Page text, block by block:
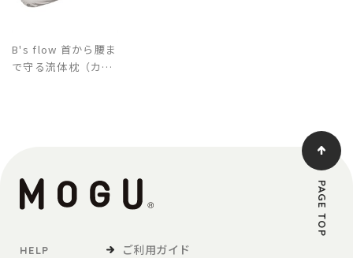
B's flow 首から腰ま
で守る流体枕（カバ
HELP ご利用ガイド
PAGE TOP